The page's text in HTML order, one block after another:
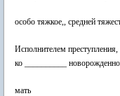
особо тяжкое,, средней
Исполнителем
ко __________
мать